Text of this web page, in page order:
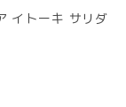
イトーキ サリダ